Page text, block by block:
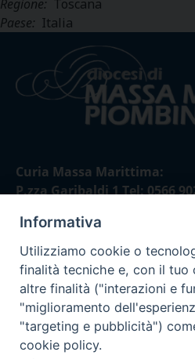
Regione: Toscana
Paese: Italia
Curia Massa Marittima:
P.zza Garibaldi 1 Tel: 0566
Curia Piombino:
Via Don Minzoni,58/A Tel e
E-mail:
Informativa
Utilizziamo cookie o
finalità tecniche e, con il tuo
altre finalità ("interazioni e
"miglioramento
"targeting e pubblicità")
cookie policy.